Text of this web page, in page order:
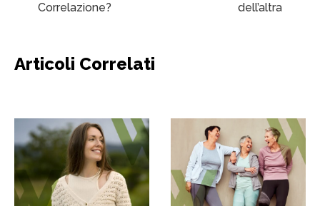
Correlazione?
dell’altra
Articoli Correlati